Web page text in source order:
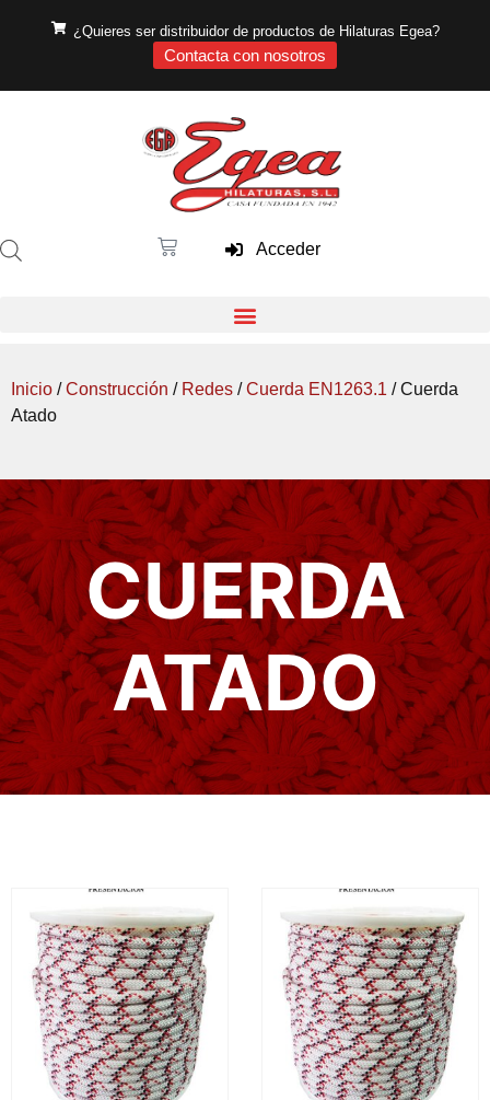
¿Quieres ser distribuidor de productos de Hilaturas Egea?
Contacta con nosotros
Acceder
Inicio /Construcción / Redes /Cuerda EN1263.1 / Cuerda
Atado
CUERDA
ATADO